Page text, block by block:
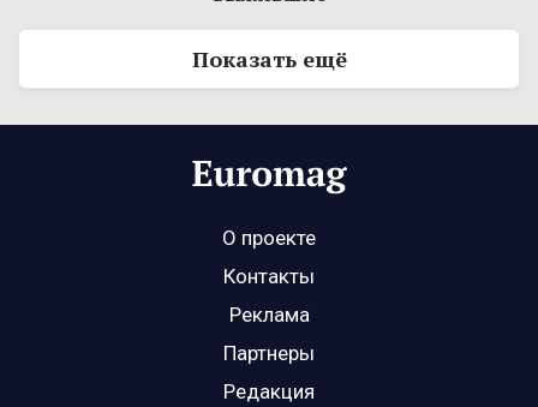
Показать ещё
О проекте
Контакты
Реклама
Партнеры
Редакция